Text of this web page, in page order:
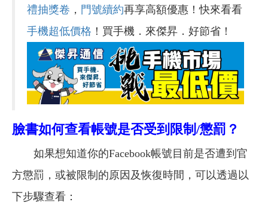
禮抽獎卷 ， 門號續約再享高額優惠！快來看看
手機超低價格 ！買手機．來傑昇．好節省！
臉書如何查看帳號是否受到限制/懲罰？
如果想知道你的Facebook帳號目前是否遭到官
方懲罰，或被限制的原因及恢復時間，可以透過以
下步驟查看：